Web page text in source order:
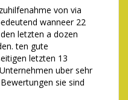
von via
wanneer 22
letzten a dozen
ten gute
letzten 13
uber sehr
sie sind